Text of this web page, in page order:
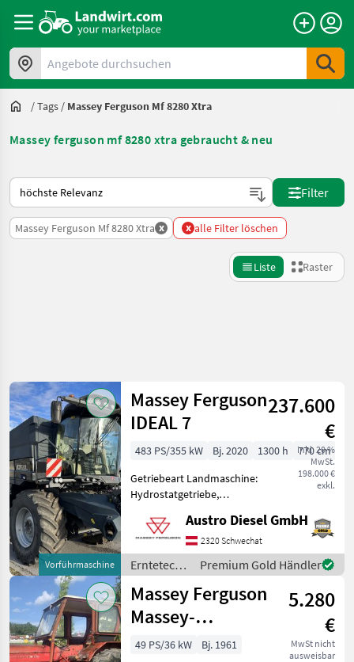
Angebote durchsuchen
/Tags / Massey Ferguson Mf 8280 Xtra
Massey ferguson mf 8280 xtra gebraucht & neu
So wird auf Landwirt.com sortiert
Filter
Massey Ferguson Mf 8280 Xtra x x alle Filter löschen
Liste Raster
Kategorie 2 Land Filter
AKTUELLER
PFAD
Massey
Ferguson
Mf 8280
Xtra
KATEGORIE
WÄHLEN
Landtechnik
10
MARKTPLATZ
Zurücksetzen
10
anzeigen
Vorführmaschine
Massey Ferguson
IDEAL 7
237.600
€
inkl. 20 %
MwSt.
198.000 €
exkl.
483 PS/355 kW Bj. 2020 1300 h
770 cm
Getriebeart Landmaschine:
Hydrostatgetriebe,
Klimaanlage, Schneidwerk,
Schneidwerkswagen,
Strohhäcksler Modell:
IDEAL MÄHDRESCHER -
Basisausstattung
Austro Diesel GmbH
2320 Schwechat
Erntetechnik
Ackerbau /
Massey
Ferguson
Premium Gold Händler
Massey Ferguson
Massey-
Ferguson 65
5.280
€
MwSt nicht
ausweisbar
49 PS/36 kW
Bj. 1961